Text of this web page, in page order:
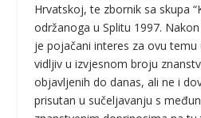
Hrvatskoj, te zbornik sa skupa
održanoga u Splitu 1997.
je pojačani interes za ovu
vidljiv u izvjesnom broju
objavljenih do danas, ali ne i
prisutan u sučeljavanju s